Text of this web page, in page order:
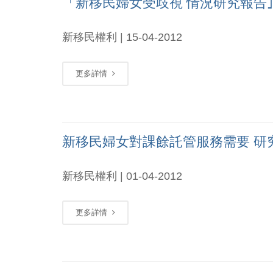
新移民權利 | 15-04-2012
更多詳情
新移民婦女對課餘託管服務需要 研
新移民權利 | 01-04-2012
更多詳情